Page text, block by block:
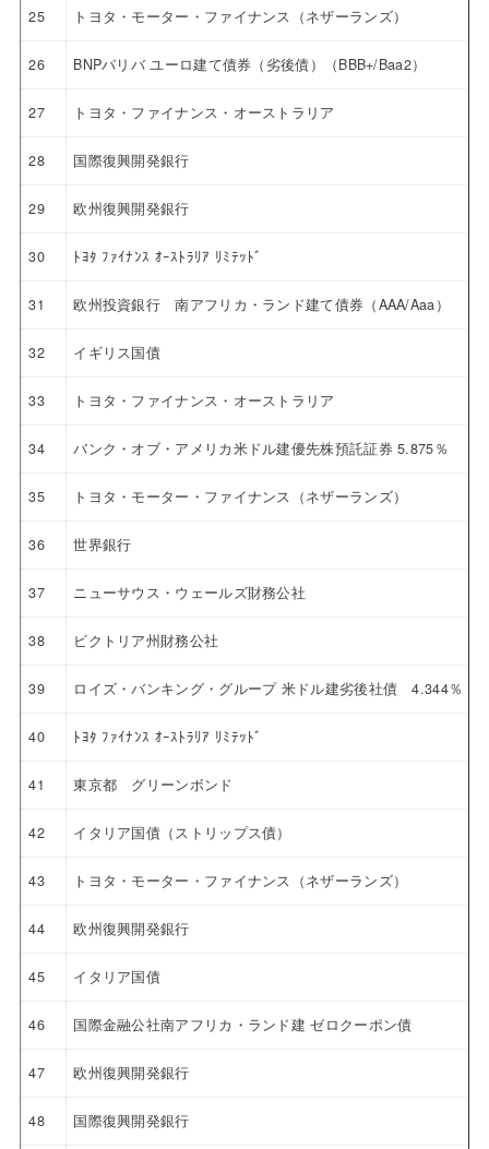
25 トヨタ・モーター・ファイナンス（ネザーランズ）
26 BNPパリバ ユーロ建て債券（劣後債）（BBB+/Baa2）
27 トヨタ・ファイナンス・オーストラリア
28 国際復興開発銀行
29 欧州復興開発銀行
30 ﾄﾖﾀ ﾌｧｲﾅﾝｽ ｵｰｽﾄﾗﾘｱ ﾘﾐﾃｯﾄﾞ
31 欧州投資銀行 南アフリカ・ランド建て債券（AAA/Aaa）
32 イギリス国債
33 トヨタ・ファイナンス・オーストラリア
34 バンク・オブ・アメリカ米ドル建優先株預託証券 5.875％
35 トヨタ・モーター・ファイナンス（ネザーランズ）
36 世界銀行
37 ニューサウス・ウェールズ財務公社
38 ビクトリア州財務公社
39 ロイズ・バンキング・グループ 米ドル建劣後社債 4.344％
40 ﾄﾖﾀ ﾌｧｲﾅﾝｽ ｵｰｽﾄﾗﾘｱ ﾘﾐﾃｯﾄﾞ
41 東京都 グリーンボンド
42 イタリア国債（ストリップス債）
43 トヨタ・モーター・ファイナンス（ネザーランズ）
44 欧州復興開発銀行
45 イタリア国債
46 国際金融公社南アフリカ・ランド建 ゼロクーポン債
47 欧州復興開発銀行
48 国際復興開発銀行